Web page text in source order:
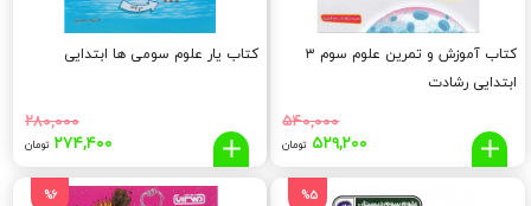
کتاب آموزش و تمرین علوم سوم ۳
ابتدایی رشادت
۵۴۰,۰۰۰
قیمت
اصلی:
۵۴۰,۰۰۰
۵۲۹,۲۰۰ تومانقیمت
فعلی:
کتاب یار علوم سومی ها ابتدایی
۲۸۰,۰۰۰
قیمت
اصلی:
۲۸۰,۰۰۰
۲۷۴,۴۰۰ تومان